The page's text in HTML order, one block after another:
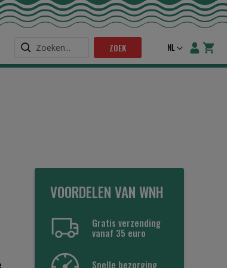
ZOEK Taal
NL
VOORDELEN VAN WNH
Gratis verzending
vanaf 35 euro
Snelle bezorging